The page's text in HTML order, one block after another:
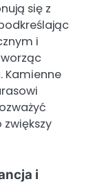
się z
i
Kamienne
i